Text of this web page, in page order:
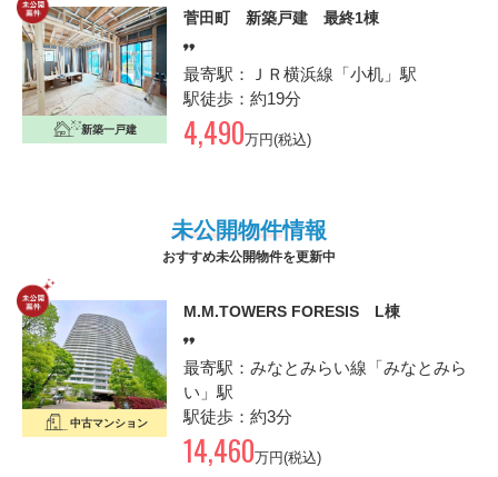
新築一戸建
菅田町 新築戸建 最終1棟
最寄駅：ＪＲ横浜線「小机」駅
駅徒歩：約19分
4,490万円(税込)
未公開物件情報
おすすめ未公開物件を更新中
中古マンション
M.M.TOWERS FORESIS L棟
最寄駅：みなとみらい線「みなとみら
い」駅
駅徒歩：約3分
14,460万円(税込)